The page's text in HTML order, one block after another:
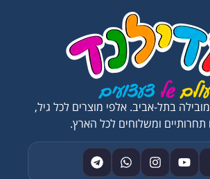
בתל-אביב. אלפי מוצרים לכל גיל,
תחרותיים ומשלוחים לכל הארץ.